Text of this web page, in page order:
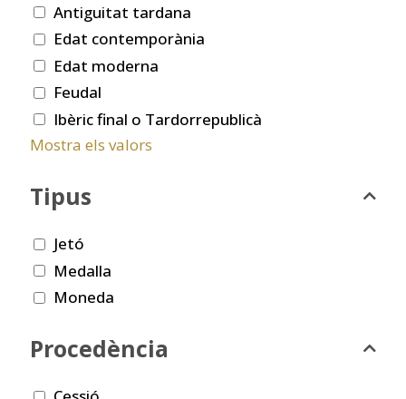
Antiguitat tardana
Edat contemporània
Edat moderna
Feudal
Ibèric final o Tardorrepublicà
Mostra els valors
Tipus
Jetó
Medalla
Moneda
Procedència